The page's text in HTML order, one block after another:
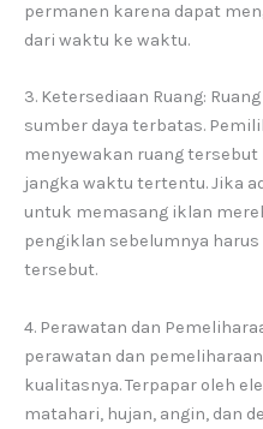
permanen karena dapat
dari waktu ke waktu.
3. Ketersediaan Ruang:
sumber daya terbatas.
menyewakan ruang
jangka waktu tertentu. Jika
untuk memasang iklan
pengiklan sebelumnya
tersebut.
4. Perawatan dan
perawatan dan
kualitasnya. Terpapar oleh
matahari, hujan, angin, dan